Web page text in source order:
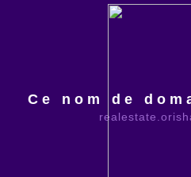
Ce nom de